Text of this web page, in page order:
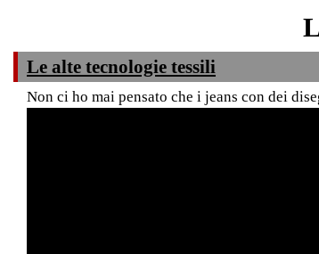
Le alte tecnologie tessili
Non ci ho mai pensato che i jeans con dei